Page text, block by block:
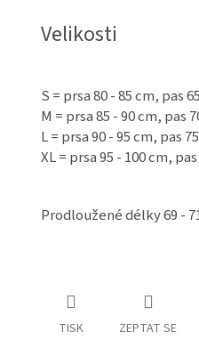
Velikosti
S = prsa 80 - 85 cm, pas
M = prsa 85 - 90 cm, pas
L = prsa 90 - 95 cm, pas
XL = prsa 95 - 100 cm,
Prodloužené délky 69 -
TISK ZEPTAT SE